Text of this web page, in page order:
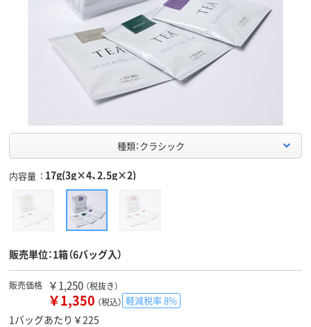
種類：クラシック
内容量 17g(3g×4、2.5g×2)
販売単位：1箱（6バッグ入）
販売価格 ￥1,250 （税抜き）
￥1,350 （税込） 軽減税率 8%
1バッグあたり￥225